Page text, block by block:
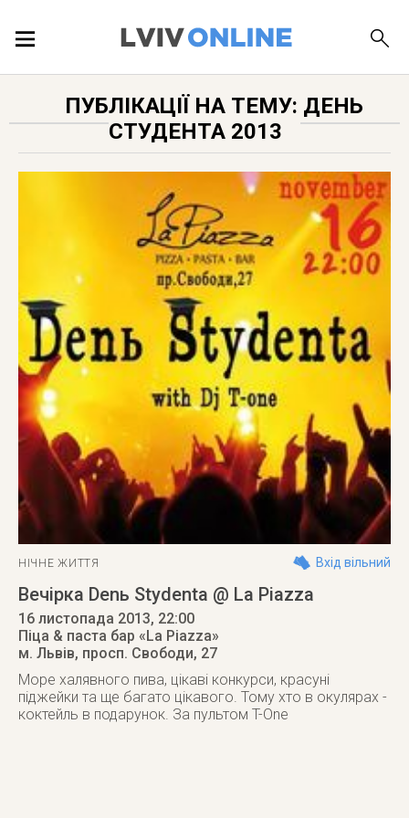
ДОВІДКА
ПУБЛІКАЦІЇ НА ТЕМУ: ДЕНЬ
СТУДЕНТА 2013
НІЧНЕ ЖИТТЯ Вхід вільний
Вечірка Dеnь Stуdеntа @ La Piazza
16 листопада 2013, 22:00
Піца & паста бар «La Piazza»
м. Львів, просп. Свободи, 27
Море халявного пива, цікаві конкурси, красуні
піджейки та ще багато цікавого. Тому хто в окулярах -
коктейль в подарунок. За пультом T-One